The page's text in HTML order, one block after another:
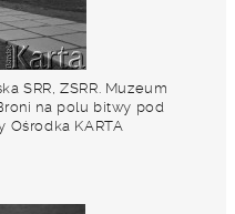
SRR, ZSRR. Muzeum
na polu bitwy pod
Ośrodka KARTA